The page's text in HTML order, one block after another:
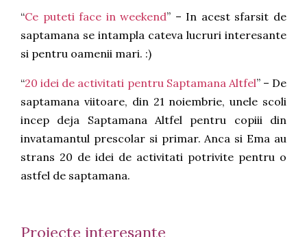
“Ce puteti face in weekend” – In acest sfarsit de
saptamana se intampla cateva lucruri interesante
si pentru oamenii mari. :)
“20 idei de activitati pentru Saptamana Altfel” – De
saptamana viitoare, din 21 noiembrie, unele scoli
incep deja Saptamana Altfel pentru copiii din
invatamantul prescolar si primar. Anca si Ema au
strans 20 de idei de activitati potrivite pentru o
astfel de saptamana.
Proiecte interesante